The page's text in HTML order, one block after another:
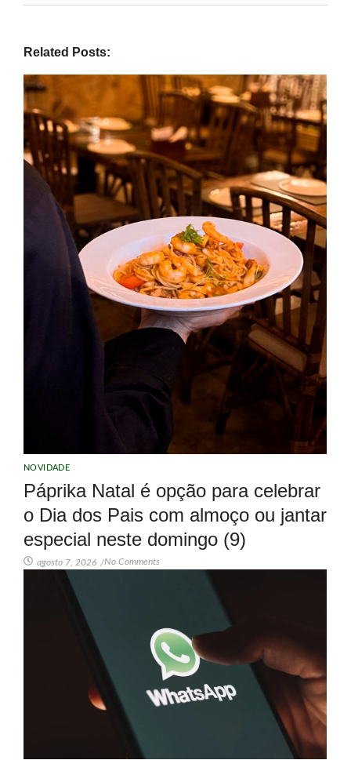
Related Posts:
NOVIDADE
Páprika Natal é opção para celebrar
o Dia dos Pais com almoço ou jantar
especial neste domingo (9)
agosto 7, 2026 /No Comments